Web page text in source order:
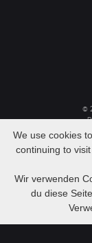
©
We use cookies
continuing to
Wir verwenden
du diese